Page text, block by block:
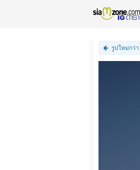
รูปใหม่กว่า